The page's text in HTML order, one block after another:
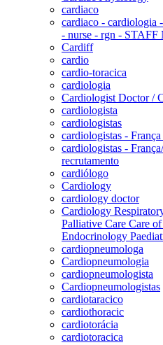
cardiaco
cardiaco - cardiologia
- nurse - rgn - STAFF
Cardiff
cardio
cardio-toracica
cardiologia
Cardiologist Doctor /
cardiologista
cardiologistas
cardiologistas -
cardiologistas -
recrutamento
cardiólogo
Cardiology
cardiology doctor
Cardiology
Palliative Care Care
Endocrinology
cardiopneumologa
Cardiopneumologia
cardiopneumologista
Cardiopneumologistas
cardiotaracico
cardiothoracic
cardiotorácia
cardiotoracica